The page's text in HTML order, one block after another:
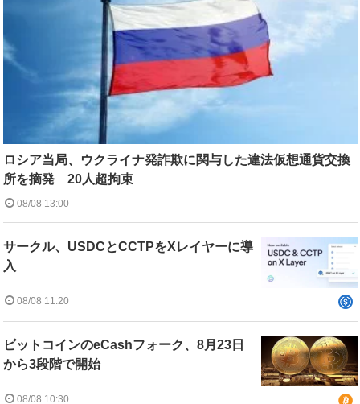
ロシア当局、ウクライナ発詐欺に関与した違法仮想通貨交換
所を摘発 20人超拘束
08/08 13:00
サークル、USDCとCCTPをXレイヤーに導
入
08/08 11:20
ビットコインのeCashフォーク、8月23日
から3段階で開始
08/08 10:30